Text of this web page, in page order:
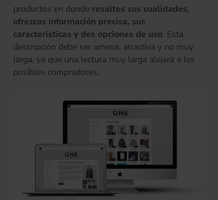
productos en donde resaltes sus cualidades,
ofrezcas información precisa, sus
características y des opciones de uso. Esta
descripción debe ser amena, atractiva y no muy
larga, ya que una lectura muy larga alejará a los
posibles compradores.